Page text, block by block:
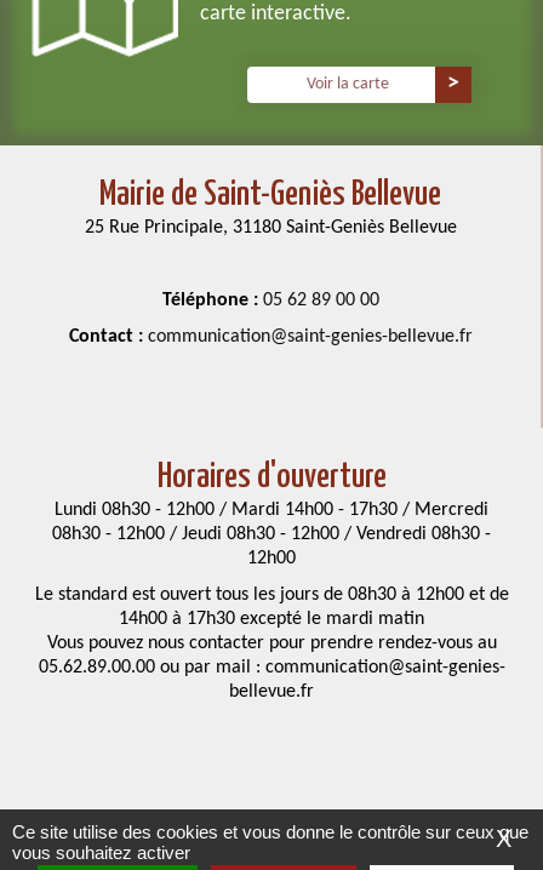
carte interactive.
Voir la carte
Mairie de Saint-Geniès Bellevue
25 Rue Principale, 31180 Saint-Geniès Bellevue
Téléphone : 05 62 89 00 00
Contact : communication@saint-genies-bellevue.fr
Horaires d'ouverture
Lundi 08h30 - 12h00 / Mardi 14h00 - 17h30 / Mercredi
08h30 - 12h00 / Jeudi 08h30 - 12h00 / Vendredi 08h30 -
12h00
Le standard est ouvert tous les jours de 08h30 à 12h00 et de
14h00 à 17h30 excepté le mardi matin
Vous pouvez nous contacter pour prendre rendez-vous au
05.62.89.00.00 ou par mail : communication@saint-genies-
bellevue.fr
Mentions légales-Accessibilités
X
Ce site utilise des cookies et vous donne le contrôle sur ceux que
vous souhaitez activer